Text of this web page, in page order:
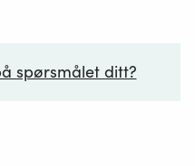
spørsmålet ditt?